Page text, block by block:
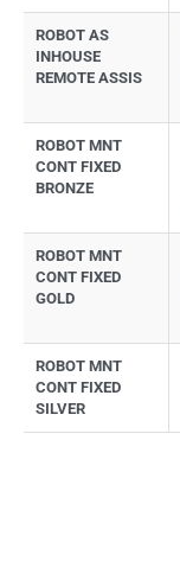
ROBOT AS
INHOUSE
REMOTE ASSIS
ROBOT MNT
CONT FIXED
BRONZE
ROBOT MNT
CONT FIXED
GOLD
ROBOT MNT
CONT FIXED
SILVER